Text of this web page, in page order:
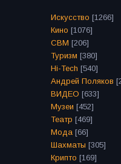
Искусство [1266]
Кино [1076]
СВМ [206]
Туризм [380]
Hi-Tech [540]
Андрей Поляков
ВИДЕО [633]
Музеи [452]
Театр [469]
Мода [66]
Шахматы [305]
Крипто [169]